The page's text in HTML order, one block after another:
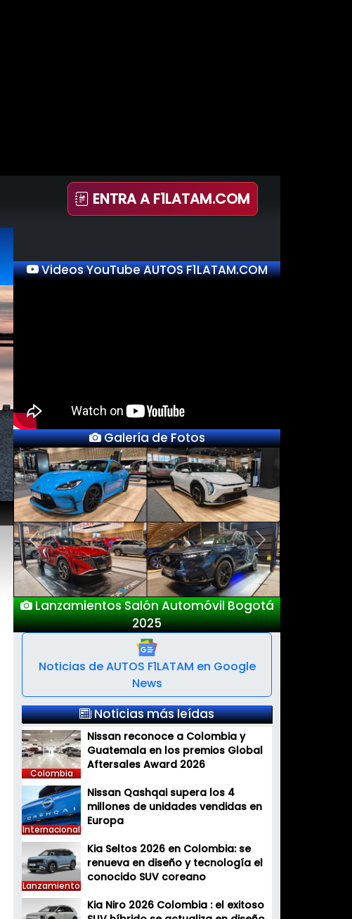
ENTRA A F1LATAM.COM
Videos YouTube AUTOS F1LATAM.COM
Galería de Fotos
Lanzamientos Salón Automóvil Bogotá
2025
Previous Next
Noticias de AUTOS F1LATAM en Google
News
Noticias más leídas
Colombia
Nissan reconoce a Colombia y
Guatemala en los premios Global
Aftersales Award 2026
Internacional
Nissan Qashqai supera los 4
millones de unidades vendidas en
Europa
Lanzamiento
Kia Seltos 2026 en Colombia: se
renueva en diseño y tecnología el
conocido SUV coreano
Kia Niro 2026 Colombia : el exitoso